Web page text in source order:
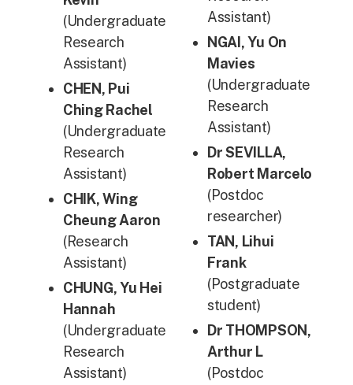
(Undergraduate
Research
Assistant)
CHEN, Pui
Ching Rachel
(Undergraduate
Research
Assistant)
CHIK, Wing
Cheung Aaron
(Research
Assistant)
CHUNG, Yu Hei
Hannah
(Undergraduate
Research
Assistant)
Assistant)
NGAI, Yu On
Mavies
(Undergraduate
Research
Assistant)
Dr SEVILLA,
Robert Marcelo
(Postdoc
researcher)
TAN, Lihui
Frank
(Postgraduate
student)
Dr THOMPSON,
Arthur L
(Postdoc